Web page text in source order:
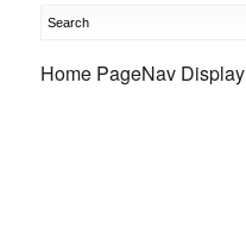
Home PageNav Display